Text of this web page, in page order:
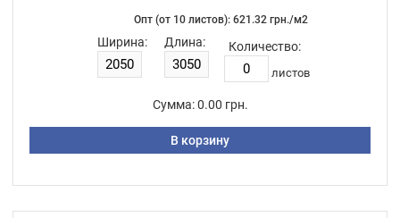
Опт (от 10 листов): 621.32 грн./м2
Ширина: Длина: Количество:
листов
Сумма: 0.00 грн.
В корзину